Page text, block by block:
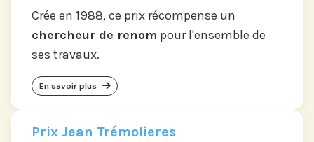
Crée en 1988, ce prix récompense un
chercheur de renom pour l'ensemble de
ses travaux.
En savoir plus
Prix Jean Trémolieres